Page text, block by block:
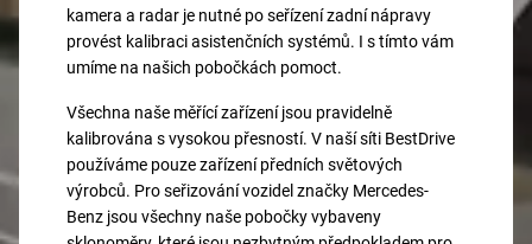
kamera a radar je nutné po seřízení zadní nápravy
provést kalibraci asistenčních systémů. I s tímto vám
umíme na našich pobočkách pomoct.
Všechna naše měřící zařízení jsou pravidelně
kalibrována s vysokou přesností. V naší síti BestDrive
používáme pouze zařízení předních světových
výrobců. Pro seřizování vozidel značky Mercedes-
Benz jsou všechny naše pobočky vybaveny